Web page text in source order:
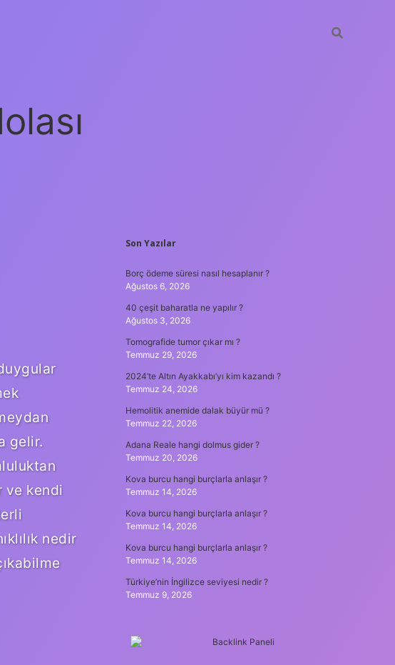
gelir.
ve kendi
nedir
SIDEBAR
Son Yazılar
Borç ödeme süresi nasıl hesaplanır ?
Ağustos 6, 2026
40 çeşit baharatla ne yapılır ?
Ağustos 3, 2026
Tomografide tumor çıkar mı ?
Temmuz 29, 2026
2024’te Altın Ayakkabı’yı kim kazandı ?
Temmuz 24, 2026
Hemolitik anemide dalak büyür mü ?
Temmuz 22, 2026
Adana Reale hangi dolmus gider ?
Temmuz 20, 2026
Kova burcu hangi burçlarla anlaşır ?
Temmuz 14, 2026
Kova burcu hangi burçlarla anlaşır ?
Temmuz 14, 2026
Kova burcu hangi burçlarla anlaşır ?
Temmuz 14, 2026
Türkiye’nin İngilizce seviyesi nedir ?
Temmuz 9, 2026